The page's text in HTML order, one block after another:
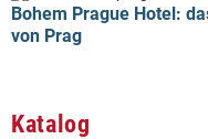
Bohem Prague Hotel:
von Prag
Katalog